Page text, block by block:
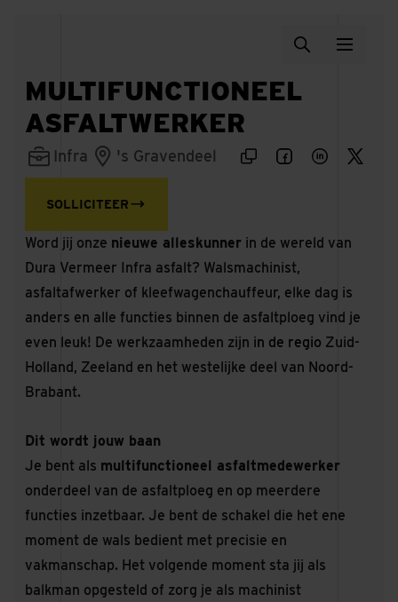
MULTIFUNCTIONEEL
ASFALTWERKER
Infra 's Gravendeel
SOLLICITEER
Word jij onze nieuwe alleskunner in de wereld van
Dura Vermeer Infra asfalt? Walsmachinist,
asfaltafwerker of kleefwagenchauffeur, elke dag is
anders en alle functies binnen de asfaltploeg vind je
even leuk! De werkzaamheden zijn in de regio Zuid-
Holland, Zeeland en het westelijke deel van Noord-
Brabant.
Dit wordt jouw baan
Je bent als multifunctioneel asfaltmedewerker
onderdeel van de asfaltploeg en op meerdere
functies inzetbaar. Je bent de schakel die het ene
moment de wals bedient met precisie en
vakmanschap. Het volgende moment sta jij als
balkman opgesteld of zorg je als machinist